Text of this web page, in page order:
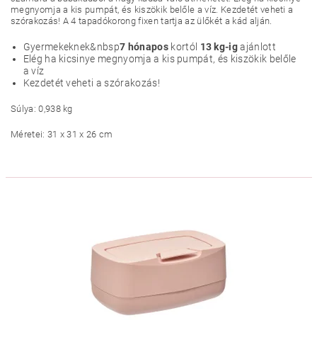
megnyomja a kis pumpát, és kiszökik belőle a víz. Kezdetét veheti a
szórakozás! A 4 tapadókorong fixen tartja az ülőkét a kád alján.
Gyermekeknek&nbsp7 hónaposkortól 13 kg-igajánlott
Elég ha kicsinye megnyomja a kis pumpát, és kiszökik belőle
a víz
Kezdetét veheti a szórakozás!
Súlya: 0,938 kg
Méretei: 31 x 31 x 26 cm